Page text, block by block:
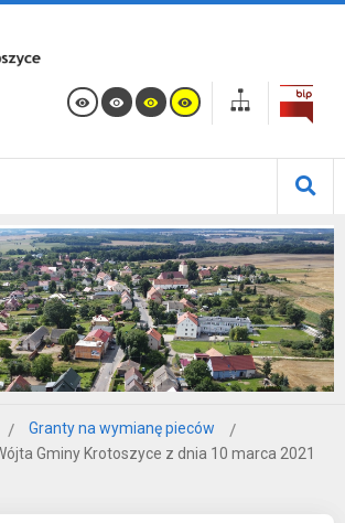
Granty na wymianę pieców
Gminy Krotoszyce z dnia 10 marca 2021